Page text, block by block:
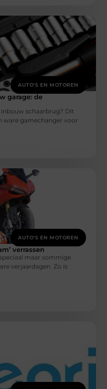
AUTO'S EN MOTOREN
garage: de
schaarbrug? Dit
ware gamechanger voor
AUTO'S EN MOTOREN
verrassen
maar sommige
verjaardagen. Zo is